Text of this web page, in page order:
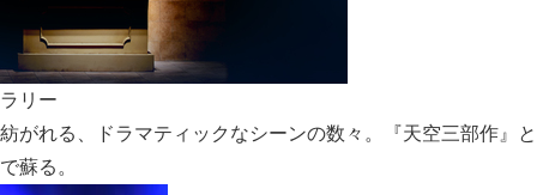
リー
がれる、ドラマティックなシーンの数々。『天空三部作』
蘇る。